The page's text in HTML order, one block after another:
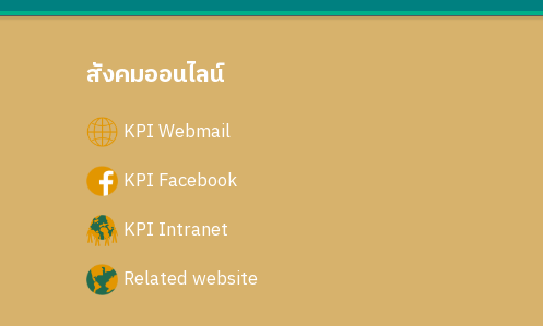
สังคมออนไลน์
KPI Webmail
KPI Facebook
KPI Intranet
Related website